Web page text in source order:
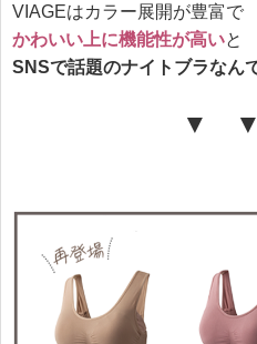
VIAGEはカラー展開が豊富で
かわいい上に機能性が高いと
SNSで話題のナイトブラなん
▼